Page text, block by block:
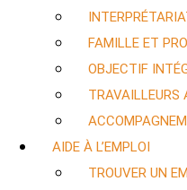
FAMILLE ET
OBJECTIF
TRAVAILLEURS
AIDE À L’EMPLOI
TROUVER UN